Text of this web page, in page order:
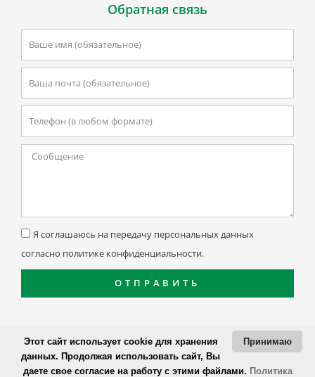
Обратная связь
имя
Телефон
Текстовая
Соглашение
Я соглашаюсь на передачу персональных данных
согласно политике конфиденциальности.
ОТПРАВИТЬ
© 1993 - 2026 Все права защищены
Политика конфиденциальности
Принимаю
Этот сайт использует cookie для хранения
данных. Продолжая использовать сайт, Вы
даете свое согласие на работу с этими файлами. Политика